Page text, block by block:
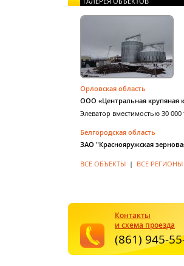
Орловская область
ООО «Центральная крупяная
Элеватор вместимостью 30 000
Белгородская область
ЗАО "Краснояружская
ВСЕ ОБЪЕКТЫ | ВСЕ РЕГИОНЫ
Контакты
и схема проезда
(861) 945-